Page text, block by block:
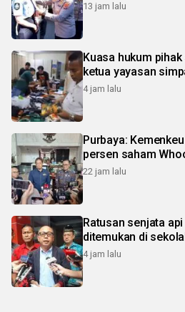
13 jam lalu
Kuasa hukum
ketua yayasan
4 jam lalu
Purbaya:
persen saham
22 jam lalu
Ratusan senjata
ditemukan di
4 jam lalu